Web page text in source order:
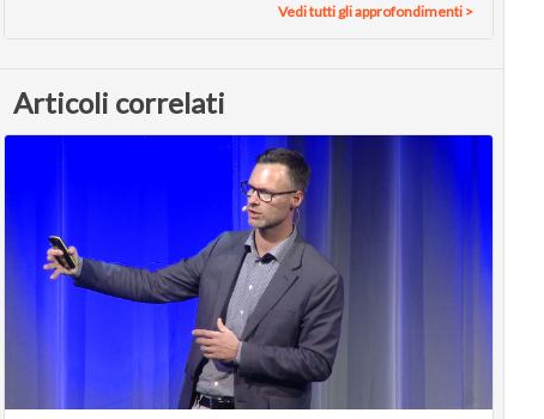
Vedi tutti gli approfondimenti >
Articoli correlati